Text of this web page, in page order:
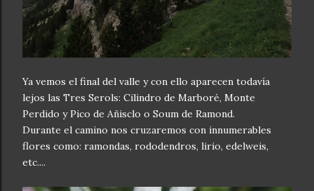
Ya vemos el final del valle y con ello aparecen todavía
lejos las Tres Serols: Cilindro de Marboré, Monte
Perdido y Pico de Añisclo o Soum de Ramond.
Durante el camino nos cruzaremos con innumerables
flores como: ramondas, rododendros, lirio, edelweis,
etc....